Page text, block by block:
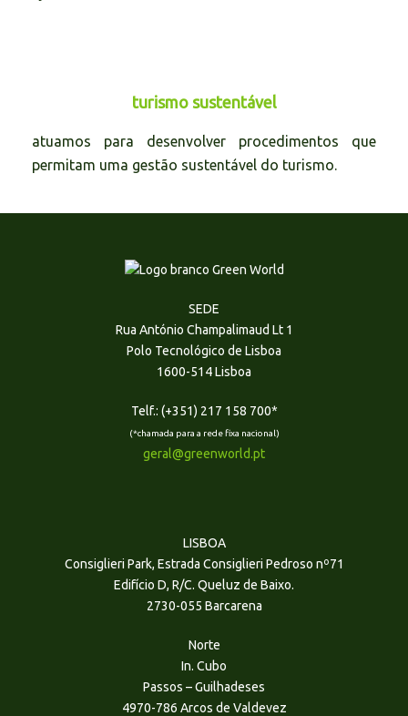
turismo sustentável
atuamos para desenvolver procedimentos que
permitam uma gestão sustentável do turismo.
SEDE
Rua António Champalimaud Lt 1
Polo Tecnológico de Lisboa
1600-514 Lisboa
Telf.: (+351) 217 158 700*
(*chamada para a rede fixa nacional)
geral@greenworld.pt
LISBOA
Consiglieri Park, Estrada Consiglieri Pedroso nº71
Edifício D, R/C. Queluz de Baixo.
2730-055 Barcarena
Norte
In. Cubo
Passos – Guilhadeses
4970-786 Arcos de Valdevez